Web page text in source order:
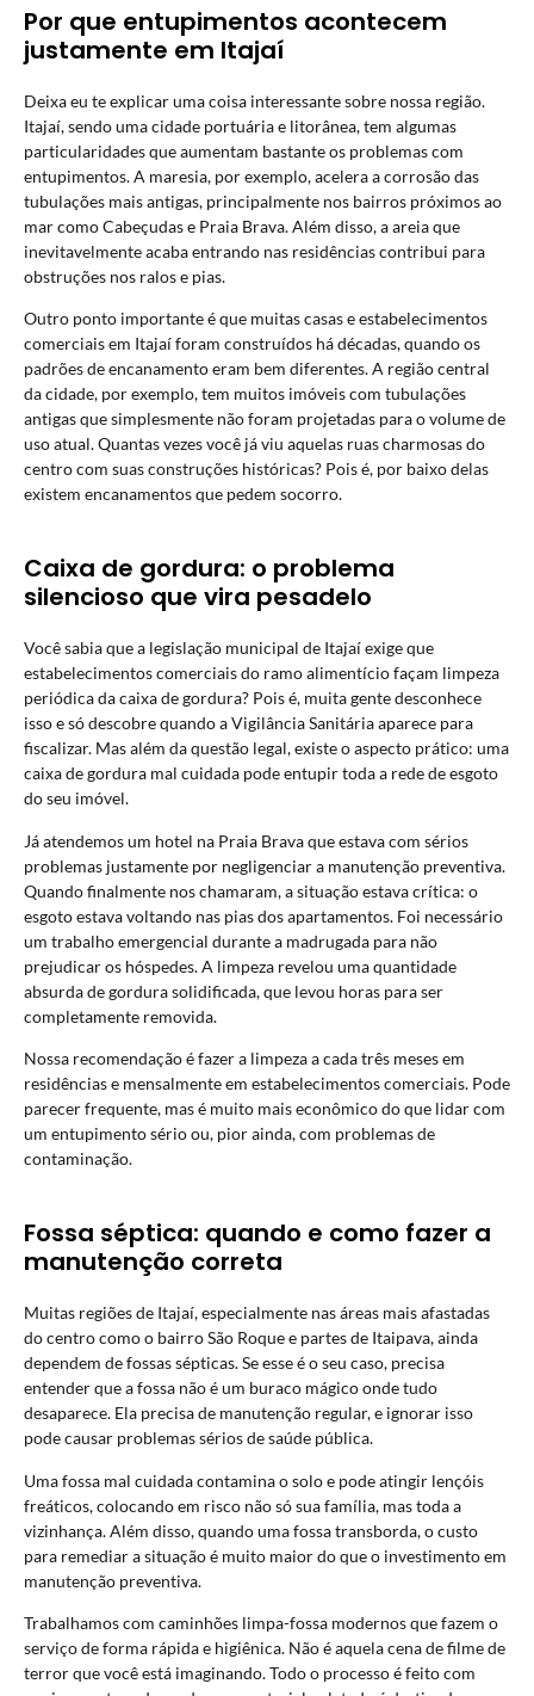
Por que entupimentos acontecem
justamente em Itajaí
Deixa eu te explicar uma coisa interessante sobre nossa região.
Itajaí, sendo uma cidade portuária e litorânea, tem algumas
particularidades que aumentam bastante os problemas com
entupimentos. A maresia, por exemplo, acelera a corrosão das
tubulações mais antigas, principalmente nos bairros próximos ao
mar como Cabeçudas e Praia Brava. Além disso, a areia que
inevitavelmente acaba entrando nas residências contribui para
obstruções nos ralos e pias.
Outro ponto importante é que muitas casas e estabelecimentos
comerciais em Itajaí foram construídos há décadas, quando os
padrões de encanamento eram bem diferentes. A região central
da cidade, por exemplo, tem muitos imóveis com tubulações
antigas que simplesmente não foram projetadas para o volume de
uso atual. Quantas vezes você já viu aquelas ruas charmosas do
centro com suas construções históricas? Pois é, por baixo delas
existem encanamentos que pedem socorro.
Caixa de gordura: o problema
silencioso que vira pesadelo
Você sabia que a legislação municipal de Itajaí exige que
estabelecimentos comerciais do ramo alimentício façam limpeza
periódica da caixa de gordura? Pois é, muita gente desconhece
isso e só descobre quando a Vigilância Sanitária aparece para
fiscalizar. Mas além da questão legal, existe o aspecto prático: uma
caixa de gordura mal cuidada pode entupir toda a rede de esgoto
do seu imóvel.
Já atendemos um hotel na Praia Brava que estava com sérios
problemas justamente por negligenciar a manutenção preventiva.
Quando finalmente nos chamaram, a situação estava crítica: o
esgoto estava voltando nas pias dos apartamentos. Foi necessário
um trabalho emergencial durante a madrugada para não
prejudicar os hóspedes. A limpeza revelou uma quantidade
absurda de gordura solidificada, que levou horas para ser
completamente removida.
Nossa recomendação é fazer a limpeza a cada três meses em
residências e mensalmente em estabelecimentos comerciais. Pode
parecer frequente, mas é muito mais econômico do que lidar com
um entupimento sério ou, pior ainda, com problemas de
contaminação.
Fossa séptica: quando e como fazer a
manutenção correta
Muitas regiões de Itajaí, especialmente nas áreas mais afastadas
do centro como o bairro São Roque e partes de Itaipava, ainda
dependem de fossas sépticas. Se esse é o seu caso, precisa
entender que a fossa não é um buraco mágico onde tudo
desaparece. Ela precisa de manutenção regular, e ignorar isso
pode causar problemas sérios de saúde pública.
Uma fossa mal cuidada contamina o solo e pode atingir lençóis
freáticos, colocando em risco não só sua família, mas toda a
vizinhança. Além disso, quando uma fossa transborda, o custo
para remediar a situação é muito maior do que o investimento em
manutenção preventiva.
Trabalhamos com caminhões limpa-fossa modernos que fazem o
serviço de forma rápida e higiênica. Não é aquela cena de filme de
terror que você está imaginando. Todo o processo é feito com